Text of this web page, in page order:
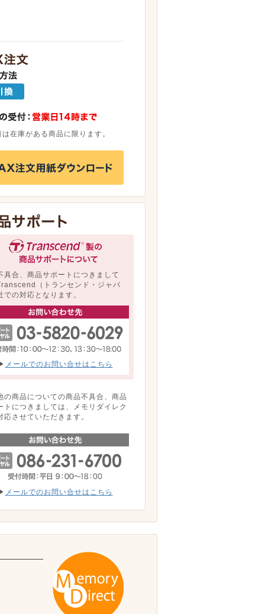
在庫がある商品に限ります。
具合、商品サポートにつきまして
（トランセンド・ジャパ
での対応となります。
メールでのお問い合せはこちら
の商品についての商品不具合、商品
トにつきましては、メモリダイレク
応させていただきます。
メールでのお問い合せはこちら